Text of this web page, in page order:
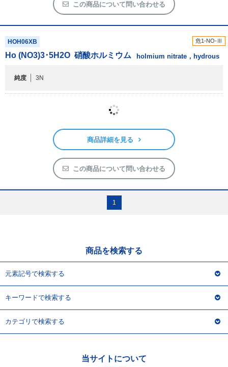
この商品について問い合わせる
危1-NO-Ⅲ
HOH06XB
Ho (NO3)3･5H2O 硝酸ホルミウム holmium nitrate，hydrous
純度 3N
商品詳細を見る
この商品について問い合わせる
1
商品を検索する
元素記号で検索する
キーワードで検索する
カテゴリで検索する
当サイトについて